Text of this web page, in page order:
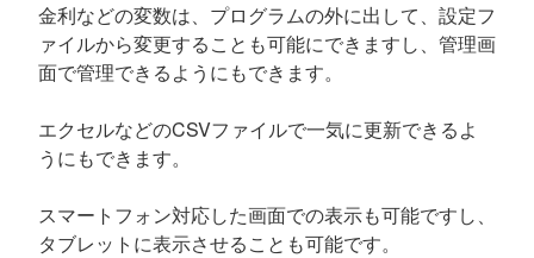
金利などの変数は、プログラムの外に出して、設定フ
ァイルから変更することも可能にできますし、管理画
面で管理できるようにもできます。
エクセルなどのCSVファイルで一気に更新できるよ
うにもできます。
スマートフォン対応した画面での表示も可能ですし、
タブレットに表示させることも可能です。